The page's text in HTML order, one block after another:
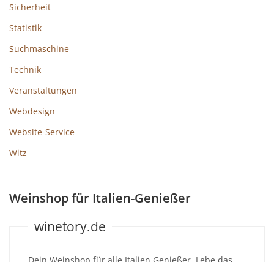
Sicherheit
Statistik
Suchmaschine
Technik
Veranstaltungen
Webdesign
Website-Service
Witz
Weinshop für Italien-Genießer
winetory.de